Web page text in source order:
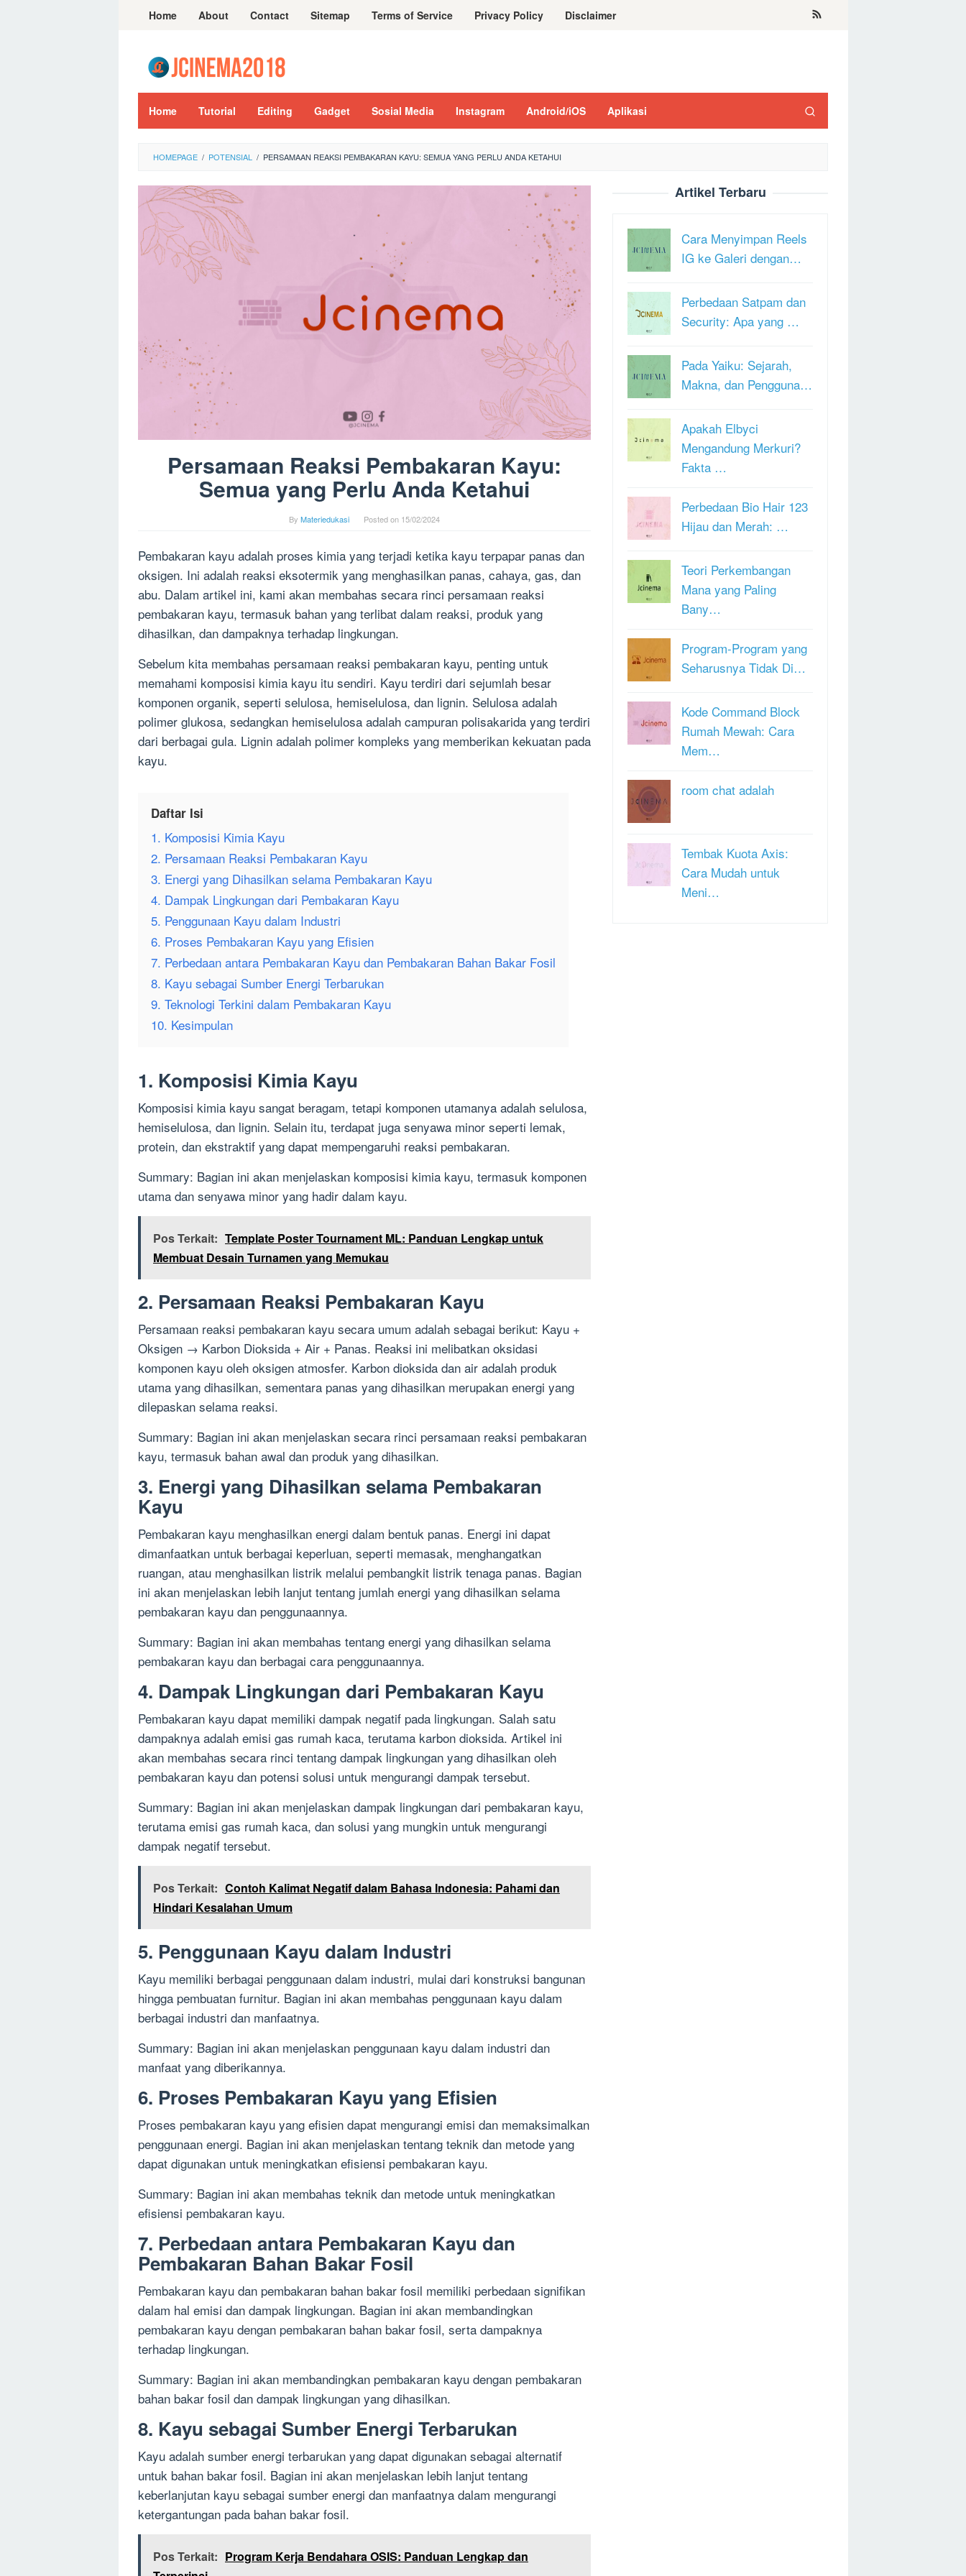
Home About Contact Sitemap Terms of Service Privacy Policy Disclaimer
Home Tutorial Editing Gadget Sosial Media Instagram Android/iOS Aplikasi
HOMEPAGE / POTENSIAL / PERSAMAAN REAKSI PEMBAKARAN KAYU: SEMUA YANG PERLU ANDA KETAHUI
Persamaan Reaksi Pembakaran Kayu:
Semua yang Perlu Anda Ketahui
By Materiedukasi Posted on 15/02/2024
Pembakaran kayu adalah proses kimia yang terjadi ketika kayu terpapar panas dan
oksigen. Ini adalah reaksi eksotermik yang menghasilkan panas, cahaya, gas, dan
abu. Dalam artikel ini, kami akan membahas secara rinci persamaan reaksi
pembakaran kayu, termasuk bahan yang terlibat dalam reaksi, produk yang
dihasilkan, dan dampaknya terhadap lingkungan.
Sebelum kita membahas persamaan reaksi pembakaran kayu, penting untuk
memahami komposisi kimia kayu itu sendiri. Kayu terdiri dari sejumlah besar
komponen organik, seperti selulosa, hemiselulosa, dan lignin. Selulosa adalah
polimer glukosa, sedangkan hemiselulosa adalah campuran polisakarida yang terdiri
dari berbagai gula. Lignin adalah polimer kompleks yang memberikan kekuatan pada
kayu.
Daftar Isi
1. Komposisi Kimia Kayu
2. Persamaan Reaksi Pembakaran Kayu
3. Energi yang Dihasilkan selama Pembakaran Kayu
4. Dampak Lingkungan dari Pembakaran Kayu
5. Penggunaan Kayu dalam Industri
6. Proses Pembakaran Kayu yang Efisien
7. Perbedaan antara Pembakaran Kayu dan Pembakaran Bahan Bakar Fosil
8. Kayu sebagai Sumber Energi Terbarukan
9. Teknologi Terkini dalam Pembakaran Kayu
10. Kesimpulan
1. Komposisi Kimia Kayu
Komposisi kimia kayu sangat beragam, tetapi komponen utamanya adalah selulosa,
hemiselulosa, dan lignin. Selain itu, terdapat juga senyawa minor seperti lemak,
protein, dan ekstraktif yang dapat mempengaruhi reaksi pembakaran.
Summary: Bagian ini akan menjelaskan komposisi kimia kayu, termasuk komponen
utama dan senyawa minor yang hadir dalam kayu.
Pos Terkait: Template Poster Tournament ML: Panduan Lengkap untuk
Membuat Desain Turnamen yang Memukau
2. Persamaan Reaksi Pembakaran Kayu
Persamaan reaksi pembakaran kayu secara umum adalah sebagai berikut: Kayu +
Oksigen → Karbon Dioksida + Air + Panas. Reaksi ini melibatkan oksidasi
komponen kayu oleh oksigen atmosfer. Karbon dioksida dan air adalah produk
utama yang dihasilkan, sementara panas yang dihasilkan merupakan energi yang
dilepaskan selama reaksi.
Summary: Bagian ini akan menjelaskan secara rinci persamaan reaksi pembakaran
kayu, termasuk bahan awal dan produk yang dihasilkan.
3. Energi yang Dihasilkan selama Pembakaran
Kayu
Pembakaran kayu menghasilkan energi dalam bentuk panas. Energi ini dapat
dimanfaatkan untuk berbagai keperluan, seperti memasak, menghangatkan
ruangan, atau menghasilkan listrik melalui pembangkit listrik tenaga panas. Bagian
ini akan menjelaskan lebih lanjut tentang jumlah energi yang dihasilkan selama
pembakaran kayu dan penggunaannya.
Summary: Bagian ini akan membahas tentang energi yang dihasilkan selama
pembakaran kayu dan berbagai cara penggunaannya.
4. Dampak Lingkungan dari Pembakaran Kayu
Pembakaran kayu dapat memiliki dampak negatif pada lingkungan. Salah satu
dampaknya adalah emisi gas rumah kaca, terutama karbon dioksida. Artikel ini
akan membahas secara rinci tentang dampak lingkungan yang dihasilkan oleh
pembakaran kayu dan potensi solusi untuk mengurangi dampak tersebut.
Summary: Bagian ini akan menjelaskan dampak lingkungan dari pembakaran kayu,
terutama emisi gas rumah kaca, dan solusi yang mungkin untuk mengurangi
dampak negatif tersebut.
Pos Terkait: Contoh Kalimat Negatif dalam Bahasa Indonesia: Pahami dan
Hindari Kesalahan Umum
5. Penggunaan Kayu dalam Industri
Kayu memiliki berbagai penggunaan dalam industri, mulai dari konstruksi bangunan
hingga pembuatan furnitur. Bagian ini akan membahas penggunaan kayu dalam
berbagai industri dan manfaatnya.
Summary: Bagian ini akan menjelaskan penggunaan kayu dalam industri dan
manfaat yang diberikannya.
6. Proses Pembakaran Kayu yang Efisien
Proses pembakaran kayu yang efisien dapat mengurangi emisi dan memaksimalkan
penggunaan energi. Bagian ini akan menjelaskan tentang teknik dan metode yang
dapat digunakan untuk meningkatkan efisiensi pembakaran kayu.
Summary: Bagian ini akan membahas teknik dan metode untuk meningkatkan
efisiensi pembakaran kayu.
7. Perbedaan antara Pembakaran Kayu dan
Pembakaran Bahan Bakar Fosil
Pembakaran kayu dan pembakaran bahan bakar fosil memiliki perbedaan signifikan
dalam hal emisi dan dampak lingkungan. Bagian ini akan membandingkan
pembakaran kayu dengan pembakaran bahan bakar fosil, serta dampaknya
terhadap lingkungan.
Summary: Bagian ini akan membandingkan pembakaran kayu dengan pembakaran
bahan bakar fosil dan dampak lingkungan yang dihasilkan.
8. Kayu sebagai Sumber Energi Terbarukan
Kayu adalah sumber energi terbarukan yang dapat digunakan sebagai alternatif
untuk bahan bakar fosil. Bagian ini akan menjelaskan lebih lanjut tentang
keberlanjutan kayu sebagai sumber energi dan manfaatnya dalam mengurangi
ketergantungan pada bahan bakar fosil.
Pos Terkait: Program Kerja Bendahara OSIS: Panduan Lengkap dan
Artikel Terbaru
Cara Menyimpan Reels
IG ke Galeri dengan…
Perbedaan Satpam dan
Security: Apa yang …
Pada Yaiku: Sejarah,
Makna, dan Pengguna…
Apakah Elbyci
Mengandung Merkuri?
Fakta …
Perbedaan Bio Hair 123
Hijau dan Merah: …
Teori Perkembangan
Mana yang Paling
Bany…
Program-Program yang
Seharusnya Tidak Di…
Kode Command Block
Rumah Mewah: Cara
Mem…
room chat adalah
Tembak Kuota Axis:
Cara Mudah untuk
Meni…